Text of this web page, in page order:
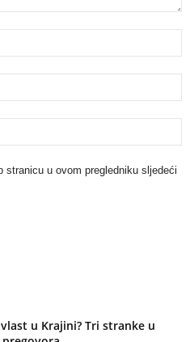
stranicu u ovom pregledniku sljedeći
u Krajini? Tri stranke u